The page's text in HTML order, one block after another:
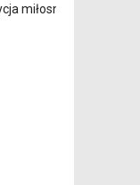
miłosna